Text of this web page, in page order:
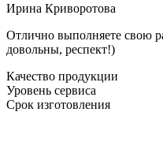
Ирина Криворотова
Отлично выполняете свою
довольны, респект!)
Качество продукции
Уровень сервиса
Срок изготовления